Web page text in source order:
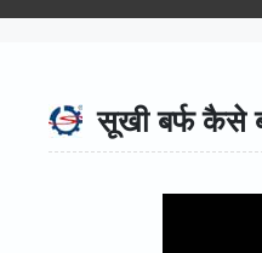
सूखी बर्फ कैसे